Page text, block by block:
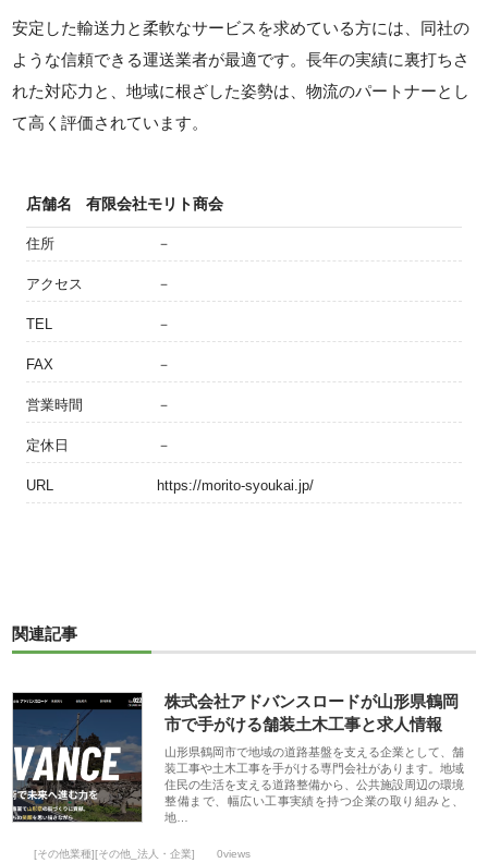
安定した輸送力と柔軟なサービスを求めている方には、同社の
ような信頼できる運送業者が最適です。長年の実績に裏打ちさ
れた対応力と、地域に根ざした姿勢は、物流のパートナーとし
て高く評価されています。
店舗名 有限会社モリト商会
住所 －
アクセス －
TEL －
FAX －
営業時間 －
定休日 －
URL https://morito-syoukai.jp/
関連記事
株式会社アドバンスロードが山形県鶴岡
市で手がける舗装土木工事と求人情報
山形県鶴岡市で地域の道路基盤を支える企業として、舗
装工事や土木工事を手がける専門会社があります。地域
住民の生活を支える道路整備から、公共施設周辺の環境
整備まで、幅広い工事実績を持つ企業の取り組みと、
地…
[その他業種][その他_法人・企業] 0views